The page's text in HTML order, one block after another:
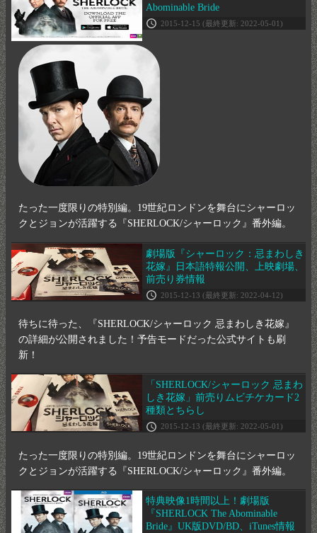
Abominable Bride
2015-12-15 (最終更新: 2022-05-01)
たった一度限りの特別編。19世紀ロンドンを舞台にシャーロッ
クとジョンが活躍する『SHERLOCK/シャーロック』番外編。
劇場版『シャーロック：忌まわしき
花嫁』日本語特報公開、上映劇場、
前売り券情報
2015-12-13 (最終更新: 2022-04-12)
待ちに待った、『SHERLOCK/シャーロック 忌まわしき花嫁』
の詳細が公開されました！予告モードだった公式サイトも刷
新！
「SHERLOCK/シャーロック 忌まわ
しき花嫁」前売りムビチケカード2
種類とちらし
2015-12-13 (最終更新: 2022-05-01)
たった一度限りの特別編。19世紀ロンドンを舞台にシャーロッ
クとジョンが活躍する『SHERLOCK/シャーロック』番外編。
特典映像1時間以上！劇場版
『SHERLOCK The Abominable
Bride』UK版DVD/BD、iTunes情報